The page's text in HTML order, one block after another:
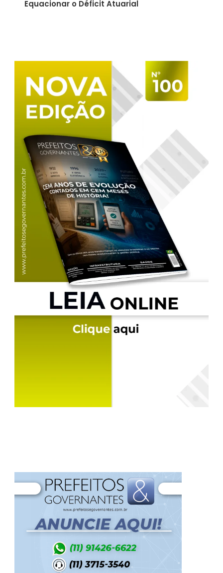
Equacionar o Déficit Atuarial